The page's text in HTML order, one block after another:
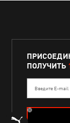
ПОЛУЧИТЬ
Введите E-mail